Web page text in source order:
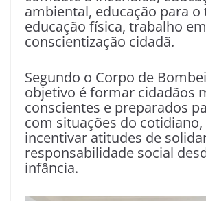
ambiental, educação para o
educação física, trabalho
conscientização cidadã.
Segundo o Corpo de
objetivo é formar cidadãos
conscientes e preparados
com situações do
incentivar atitudes de
responsabilidade social
infância.